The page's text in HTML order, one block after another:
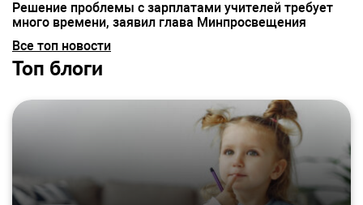
Решение проблемы с зарплатами учителей требует
много времени, заявил глава Минпросвещения
Все топ новости
Топ блоги